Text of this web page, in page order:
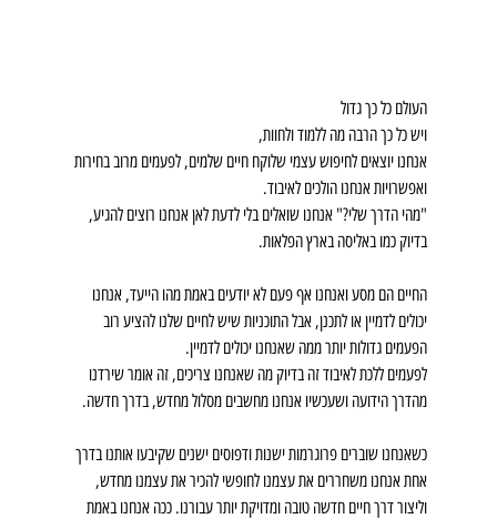
העולם כל כך גדול
ויש כל כך הרבה מה ללמוד ולחוות,
אנחנו יוצאים לחיפוש עצמי שלוקח חיים שלמים, לפעמים מרוב בחירות
ואפשרויות אנחנו הולכים לאיבוד.
"מהי הדרך שלי?" אנחנו שואלים בלי לדעת לאן אנחנו רוצים להגיע,
בדיוק כמו באליסה בארץ הפלאות.
החיים הם מסע ואנחנו אף פעם לא יודעים באמת מהו הייעד, אנחנו
יכולים לדמיין או לתכנן, אבל התוכניות שיש לחיים שלנו להציע רוב
הפעמים גדולות יותר ממה שאנחנו יכולים לדמיין.
לפעמים ללכת לאיבוד זה בדיוק מה שאנחנו צריכים, זה אומר שירדנו
מהדרך הידועה ושעכשיו אנחנו מחשבים מסלול מחדש, בדרך חדשה.
כשאנחנו שוברים פרוגרמות ישנות ודפוסים ישנים שקיבעו אותנו בדרך
אחת אנחנו משחררים את עצמנו לחופשי להכיר את עצמנו מחדש,
וליצור דרך חיים חדשה טובה ומדויקת יותר עבורנו. ככה אנחנו באמת